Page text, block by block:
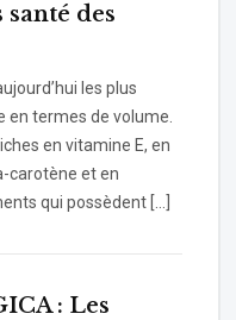
santé des
les plus
en termes de volume.
en vitamine E, en
carotène et en
qui possèdent […]
: Les